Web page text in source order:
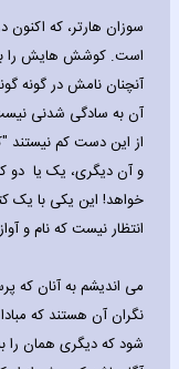
سوزان هارتر، که اکنون
است. کوشش هایش را
آنچنان نامش در گونه
آن به سادگی شدنی
از این دست کم نیستند
خواهد! این یکی با یک
انتظار نیست که نام و
می اندیشم به آنان که
نگران آن هستند که
شود که دیگری همان را